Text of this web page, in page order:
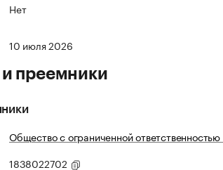
Нет
10 июля 2026
преемники
Общество с ограниченной ответственностью
1838022702